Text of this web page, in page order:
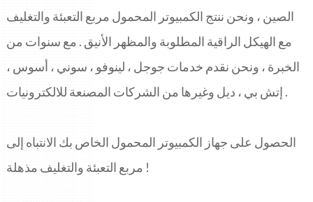
الصين ، ونحن ننتج الكمبيوتر المحمول مربع التعبئة والتغليف
مع الهيكل الراقية المطلوبة والمظهر الأنيق . مع سنوات من
الخبرة ، ونحن نقدم خدمات جوجل ، لينوفو ، سوني ، أسوس ،
إتش بي ، ديل وغيرها من الشركات المصنعة للالكترونيات .
الحصول على جهاز الكمبيوتر المحمول الخاص بك الانتباه إلى
مربع التعبئة والتغليف مذهلة !